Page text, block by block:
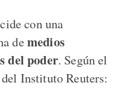
con una
demedios
del poder. Según el
Instituto Reuters: